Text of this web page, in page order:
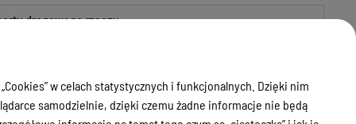
drogowego rzeczy
7391466478
w celach statystycznych i funkcjonalnych. Dzięki nim
samodzielnie, dzięki czemu żadne informacje nie będą